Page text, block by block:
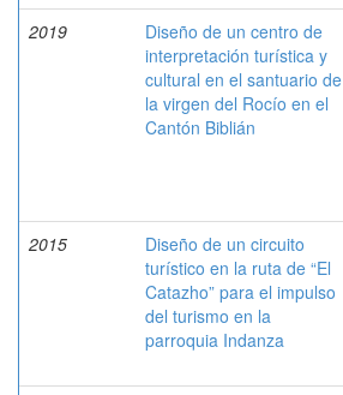
2019
Diseño de un centro de
interpretación turística y
cultural en el santuario de
la virgen del Rocío en el
Cantón Biblián
2015
Diseño de un circuito
turístico en la ruta de “El
Catazho” para el impulso
del turismo en la
parroquia Indanza